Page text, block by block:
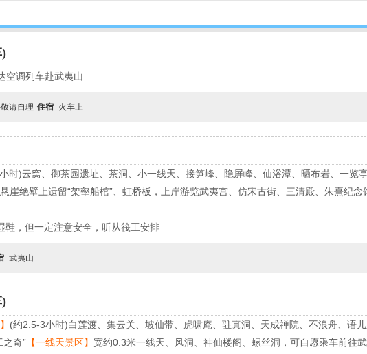
空调列车赴武夷山
请自理 住宿 火车上
时)云窝、御茶园遗址、茶洞、小一线天、接笋峰、隐屏峰、仙浴潭、晒布岩、一览
崖绝壁上遗留“架壑船棺”、虹桥板，上岸游览武夷宫、仿宋古街、三清殿、朱熹纪
鞋，但一定注意安全，听从筏工安排
武夷山
(约2.5-3小时)白莲渡、集云关、坡仙带、虎啸庵、驻真洞、天成禅院、不浪舟、语
奇” 【一线天景区】 宽约0.3米一线天、风洞、神仙楼阁、螺丝洞，可自愿乘车前往